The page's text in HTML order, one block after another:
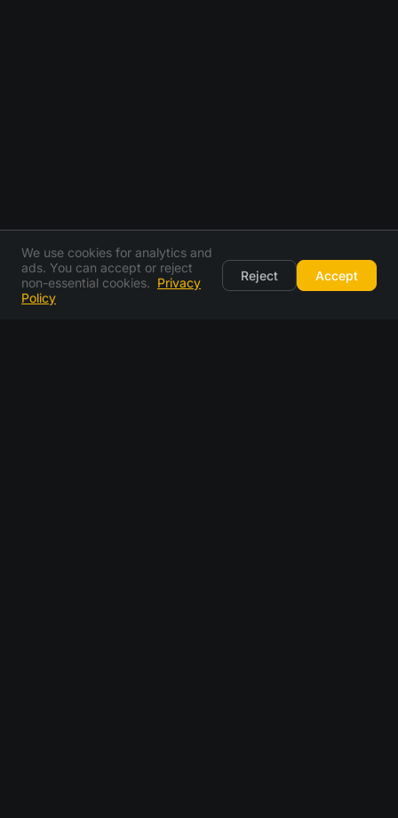
We use cookies for analytics and
ads. You can accept or reject
non-essential cookies. Privacy
Policy
Reject Accept